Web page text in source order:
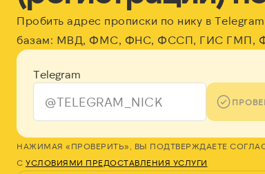
Пробить адрес прописки по нику в
базам: МВД, ФМС, ФНС, ФССП, ГИС ГМП,
Telegram
НАЖИМАЯ «ПРОВЕРИТЬ», ВЫ ПОДТВЕРЖДАЕТЕ
С УСЛОВИЯМИ ПРЕДОСТАВЛЕНИЯ УСЛУГИ